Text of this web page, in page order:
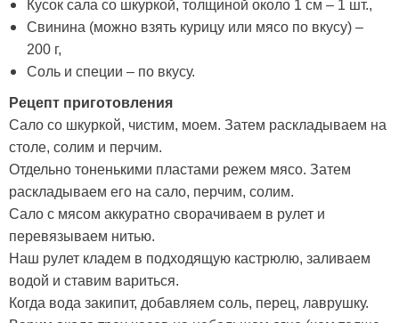
Кусок сала со шкуркой, толщиной около 1 см – 1 шт.,
Свинина (можно взять курицу или мясо по вкусу) –
200 г,
Соль и специи – по вкусу.
Рецепт приготовления
Сало со шкуркой, чистим, моем. Затем раскладываем на
столе, солим и перчим.
Отдельно тоненькими пластами режем мясо. Затем
раскладываем его на сало, перчим, солим.
Сало с мясом аккуратно сворачиваем в рулет и
перевязываем нитью.
Наш рулет кладем в подходящую кастрюлю, заливаем
водой и ставим вариться.
Когда вода закипит, добавляем соль, перец, лаврушку.